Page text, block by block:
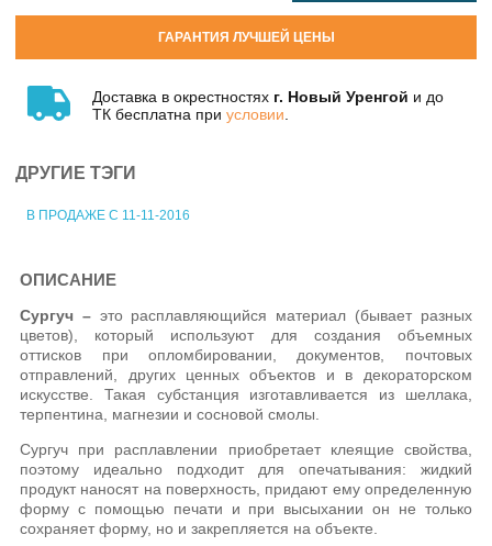
ГАРАНТИЯ ЛУЧШЕЙ ЦЕНЫ
Доставка в окрестностях г. Новый Уренгой и до
ТК бесплатна при условии
ДРУГИЕ ТЭГИ
В ПРОДАЖЕ С 11-11-2016
ОПИСАНИЕ
Сургуч – это расплавляющийся материал (бывает разных
цветов), который используют для создания объемных
оттисков при опломбировании, документов, почтовых
отправлений, других ценных объектов и в декораторском
искусстве. Такая субстанция изготавливается из шеллака,
терпентина, магнезии и сосновой смолы.
Сургуч при расплавлении приобретает клеящие свойства,
поэтому идеально подходит для опечатывания: жидкий
продукт наносят на поверхность, придают ему определенную
форму с помощью печати и при высыхании он не только
сохраняет форму, но и закрепляется на объекте.